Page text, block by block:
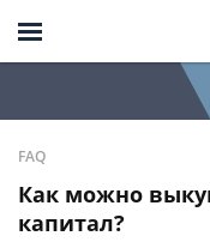
FAQ
Как можно
капитал?